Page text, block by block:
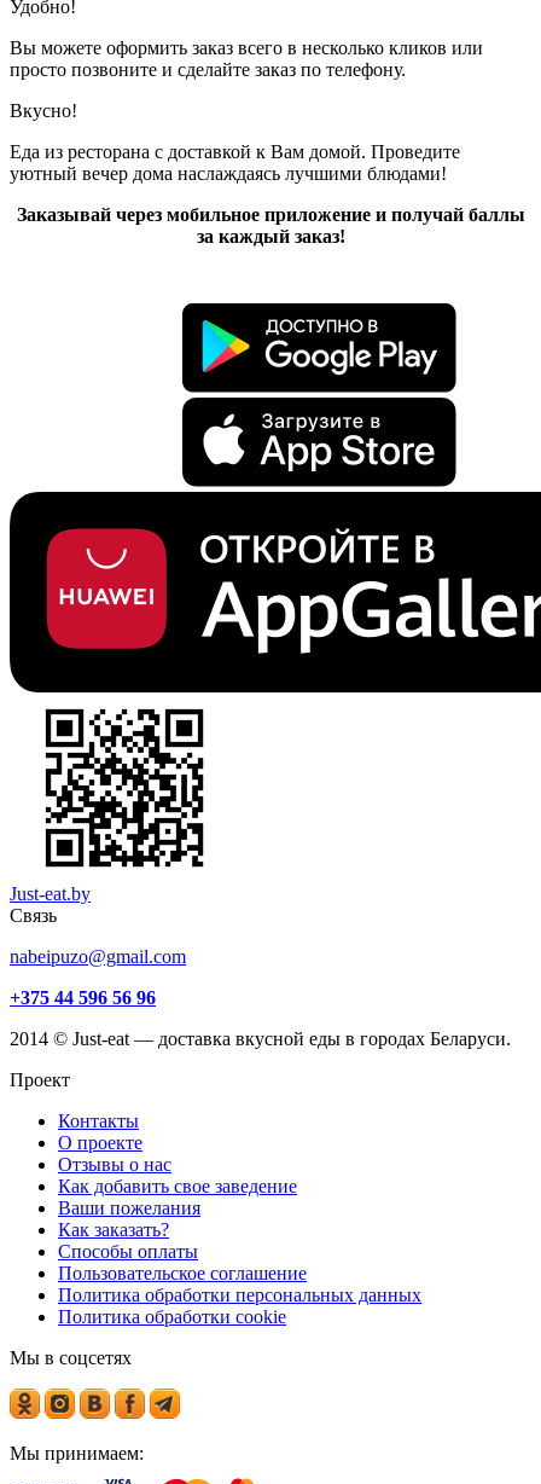
Удобно!
Вы можете оформить заказ всего в несколько кликов или
просто позвоните и сделайте заказ по телефону.
Вкусно!
Еда из ресторана с доставкой к Вам домой. Проведите
уютный вечер дома наслаждаясь лучшими блюдами!
Заказывай через мобильное приложение и получай баллы
за каждый заказ!
Just-eat.by
Связь
nabeipuzo@gmail.com
+375 44 596 56 96
2014 © Just-eat — доставка вкусной еды в городах Беларуси.
Проект
Контакты
О проекте
Отзывы о нас
Как добавить свое заведение
Ваши пожелания
Как заказать?
Способы оплаты
Пользовательское соглашение
Политика обработки персональных данных
Политика обработки cookie
Мы в соцсетях
Мы принимаем: